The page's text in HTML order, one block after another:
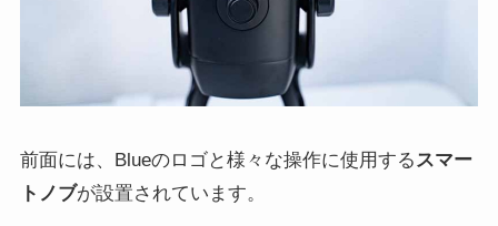
前面には、Blueのロゴと様々な操作に使用する スマー
トノブが設置されています。